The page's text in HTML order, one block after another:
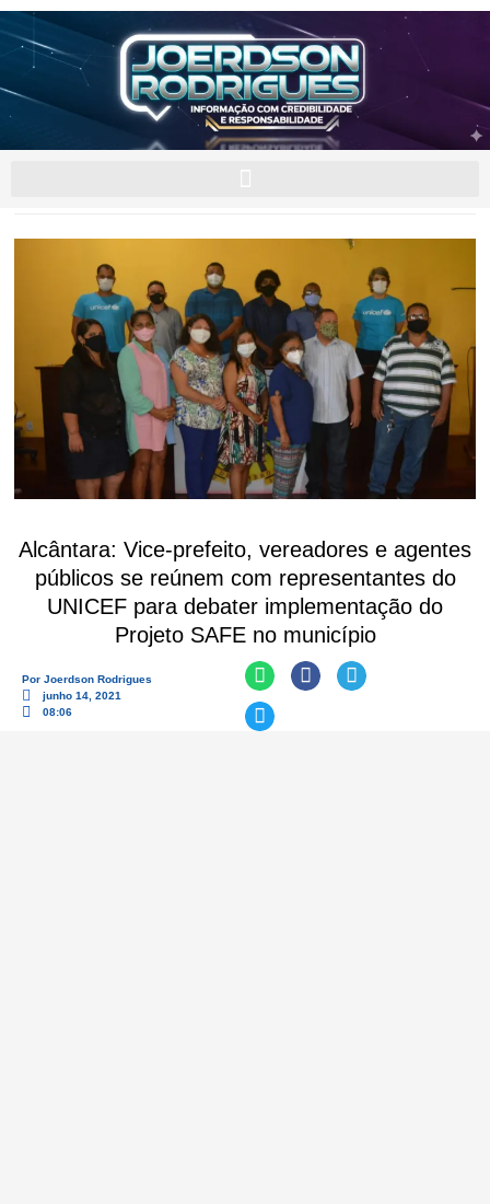
Alcântara: Vice-prefeito, vereadores e agentes
públicos se reúnem com representantes do
UNICEF para debater implementação do
Projeto SAFE no município
Por Joerdson Rodrigues
junho 14, 2021
08:06